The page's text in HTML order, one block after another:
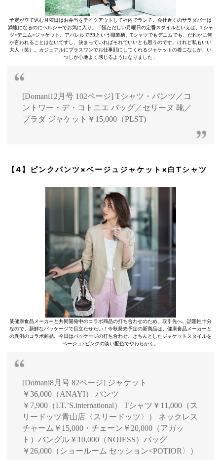
予定が立て込む月曜日はお弁当をテイクアウトして社内でランチ。会社近くのサラダバーは
満腹になるのにヘルシーでお気に入り。「慌ただしい月曜日の定番スタイルといえば、Tシャ
ツ×デニム×ジャケット。アパレルでPRという職業柄、Tシャツでもデニムでも、だれかに何
か言われることはないですし、決まっていればそれでいいとも思うのです。けれど私もいい
大人（笑）。カジュアルにプラスワンでお仕事顔にしてくれるジャケットの着こなしが、い
つしか心地よく感じるようになりました」
[Domani12月号 102ページ] Tシャツ・パンツ／コ
ントワー・デ・コトニエ バッグ／セリーヌ 靴／
プラダ ジャケット￥15,000（PLST)
【4】ピンクパンツ×ベージュジャケット×白Tシャツ
某健康食品メーカーと共同開発中のコラボ商品の打ち合わせのため、取引先へ。話題性十分
なので、新鮮なパッケージで目立たせたい！今秋発売予定の新商品は、健康食品メーカーと
の異例のコラボ商品。今日はパッケージの打ち合わせ。きちんとしたジャケットスタイルを
ベージュ×ピンクの淡い配色でやわらかく。
[Domani8月号 82ページ] ジャケット
￥36,000（ANAYI） パンツ
￥7,900（I.T.’S.international） Tシャツ￥11,000（ス
リードッツ青山店〈スリードッツ〉） ネックレス
チャーム￥15,000・チェーン￥20,000（アガッ
ト）バングル￥10,000（NOJESS）バッグ
￥26,000（ショールーム セッション<POTIOR〉）